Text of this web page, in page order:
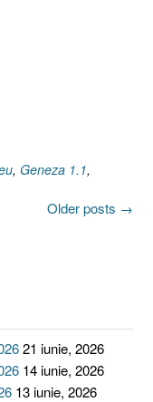
de
, Geneza 1.1,
Older posts →
21 iunie, 2026
14 iunie, 2026
13 iunie, 2026